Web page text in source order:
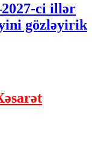
ci illər
gözləyirik